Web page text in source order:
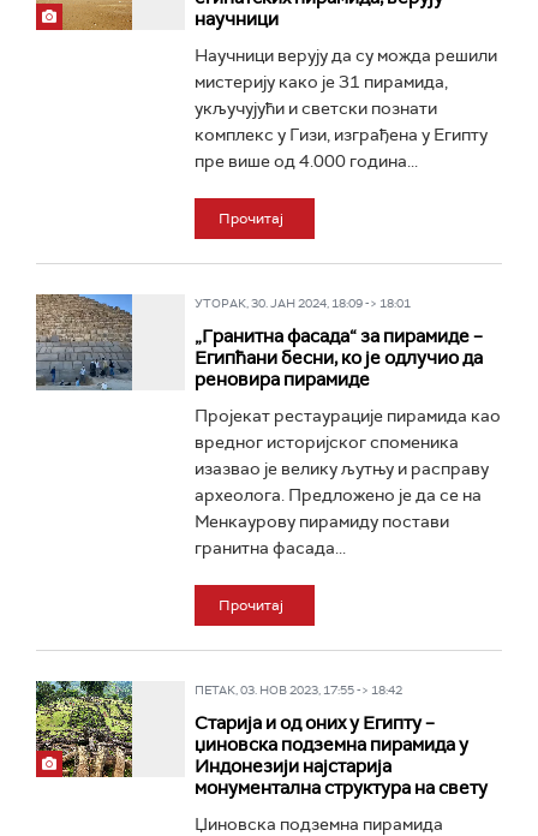
научници
Научници верују да су можда решили
мистерију како је 31 пирамида,
укључујући и светски познати
комплекс у Гизи, изграђена у Египту
пре више од 4.000 година...
Прочитај
УТОРАК, 30. ЈАН 2024, 18:09 -> 18:01
„Гранитна фасада“ за пирамиде –
Египћани бесни, ко је одлучио да
реновира пирамиде
Пројекат рестаурације пирамида као
вредног историјског споменика
изазвао је велику љутњу и расправу
археолога. Предложено је да се на
Менкаурову пирамиду постави
гранитна фасада...
Прочитај
ПЕТАК, 03. НОВ 2023, 17:55 -> 18:42
Старија и од оних у Египту –
џиновска подземна пирамида у
Индонезији најстарија
монументална структура на свету
Џиновска подземна пирамида